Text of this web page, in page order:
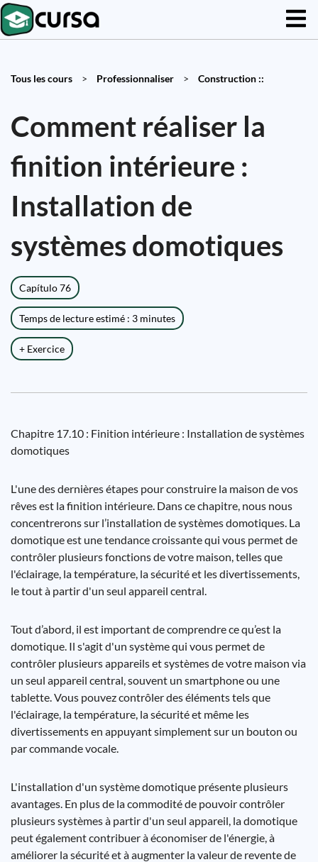
Tous les cours > Professionnaliser > Construction ::
Comment réaliser la
finition intérieure :
Installation de
systèmes domotiques
Capítulo 76
Temps de lecture estimé : 3 minutes
+ Exercice
Chapitre 17.10 : Finition intérieure : Installation de systèmes
domotiques
L'une des dernières étapes pour construire la maison de vos
rêves est la finition intérieure. Dans ce chapitre, nous nous
concentrerons sur l’installation de systèmes domotiques. La
domotique est une tendance croissante qui vous permet de
contrôler plusieurs fonctions de votre maison, telles que
l'éclairage, la température, la sécurité et les divertissements,
le tout à partir d'un seul appareil central.
Tout d’abord, il est important de comprendre ce qu’est la
domotique. Il s'agit d'un système qui vous permet de
contrôler plusieurs appareils et systèmes de votre maison via
un seul appareil central, souvent un smartphone ou une
tablette. Vous pouvez contrôler des éléments tels que
l'éclairage, la température, la sécurité et même les
divertissements en appuyant simplement sur un bouton ou
par commande vocale.
L'installation d'un système domotique présente plusieurs
avantages. En plus de la commodité de pouvoir contrôler
plusieurs systèmes à partir d'un seul appareil, la domotique
peut également contribuer à économiser de l'énergie, à
améliorer la sécurité et à augmenter la valeur de revente de